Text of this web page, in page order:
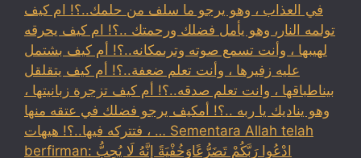
في العذاب ، وهو يرجو ما سلف من حلمك..؟! ام كيف
تولمه النار، وهو يأمل فضلك ورحمتك ..؟! ام كيف يحرقه
لهيبها ، وأنت تسمع صوته وترىمكانه..؟! أم كيف بشتمل
عليه زفيرها ، وأنت تعلم ضعفة..؟! أم كيف يتقلقل
بيناطباقها ، وانت تعلم صدقه..؟! أم كيف تزجرة زبانيتها ،
وهو يناديك يا ربه ..؟! أمكيف يرجو فضلك في عتقه منها
، فتتركه فيها..؟! هيهات … Sementara Allah telah
berfirman: ادْعُوا رَبَّكُمْ تَضَرُّعًاوَخُفْيَةً إِنَّهُ لَا يُحِبُّ